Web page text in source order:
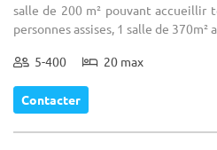
salle de 200 m² pouvant accueillir
personnes assises, 1 salle de 370m²
5-400 20 max
Contacter